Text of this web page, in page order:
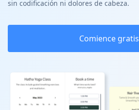
sin codificación ni dolores de cabeza.
Comience gratis